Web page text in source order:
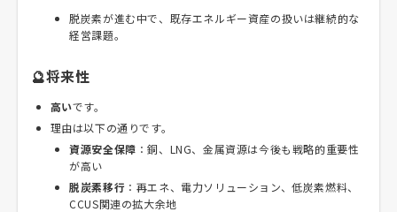
脱炭素が進む中で、既存エネルギー資産の扱いは継続的な
経営課題。
🔮将来性
高いです。
理由は以下の通りです。
資源安全保障 ：銅、LNG、金属資源は今後も戦略的重要性
が高い
脱炭素移行 ：再エネ、電力ソリューション、低炭素燃料、
CCUS関連の拡大余地